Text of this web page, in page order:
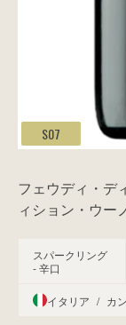
S07
フェウディ・デ
ィション・ウー
スパークリング
- 辛口
イタリア / カ